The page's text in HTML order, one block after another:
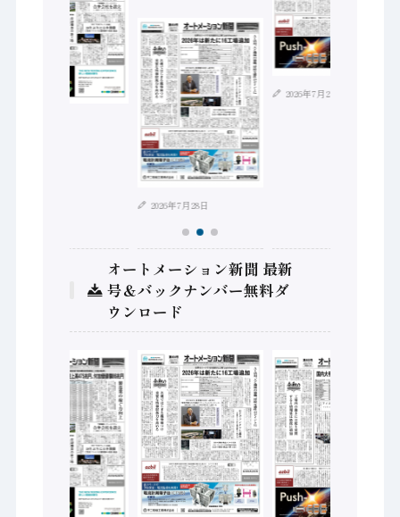
2026年7月28日
2026年7月21日
オートメーション新聞 最新
号＆バックナンバー無料ダ
ウンロード